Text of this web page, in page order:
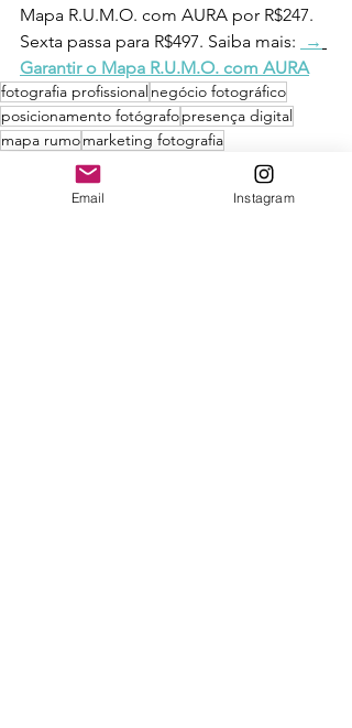
Mapa R.U.M.O. com AURA por R$247.
Sexta passa para R$497. Saiba mais:
→
Garantir o Mapa R.U.M.O. com AURA
fotografia profissionalnegócio fotográfico
posicionamento fotógrafopresença digital
mapa rumomarketing fotografia
Email Instagram